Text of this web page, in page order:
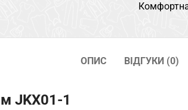
ОПИС ВІДГУКИ (0)
JKX01-1